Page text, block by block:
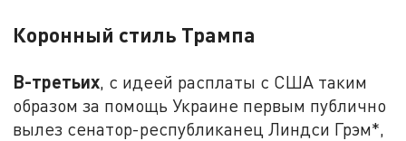
Коронный стиль Трампа
В-третьих, с идеей расплаты с США таким
образом за помощь Украине первым публично
вылез сенатор-республиканец Линдси Грэм*,